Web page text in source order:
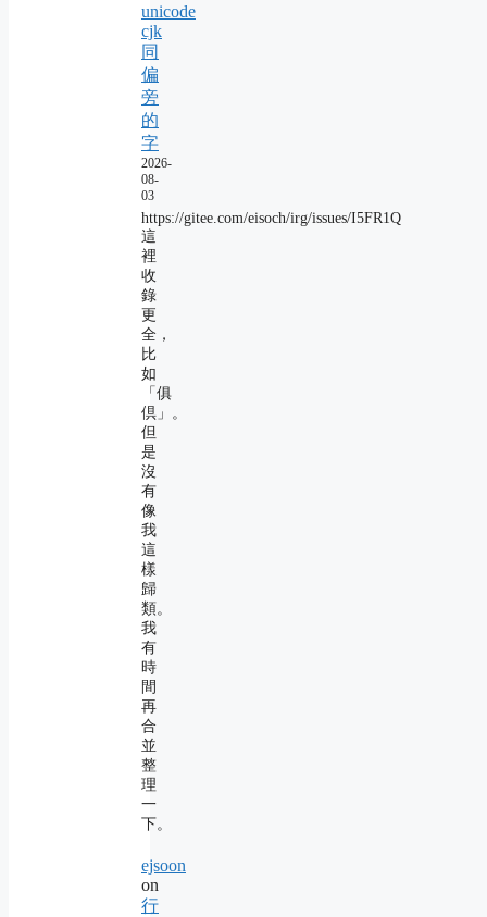
unicode
cjk
同
偏
旁
的
字
2026-
08-
03
https://gitee.com/eisoch/irg/issues/I5FR1Q
這
裡
收
錄
更
全，
比
如
「俱
倶」。
但
是
沒
有
像
我
這
樣
歸
類。
我
有
時
間
再
合
並
整
理
一
下。
ejsoon
on
行